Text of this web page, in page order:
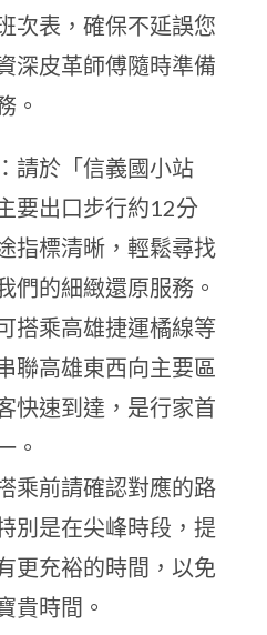
次表，確保不延誤您
深皮革師傅隨時準備
。
：請於「信義國小站
要出口步行約12分
指標清晰，輕鬆尋找
們的細緻還原服務。
搭乘高雄捷運橘線等
聯高雄東西向主要區
快速到達，是行家首
。
乘前請確認對應的路
別是在尖峰時段，提
更充裕的時間，以免
貴時間。